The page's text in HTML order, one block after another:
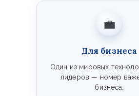
💼
Для бизнеса
Один из мировых
лидеров — номер
бизнеса.